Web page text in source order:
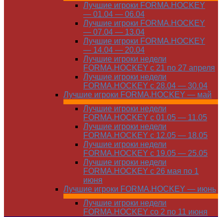
Лучшие игроки FORMA.HOCKEY
— 01.04 — 06.04
Лучшие игроки FORMA.HOCKEY
— 07.04 — 13.04
Лучшие игроки FORMA.HOCKEY
— 14.04 — 20.04
Лучшие игроки недели
FORMA.HOCKEY с 21 по 27 апреля
Лучшие игроки недели
FORMA.HOCKEY с 28.04 — 30.04
Лучшие игроки FORMA.HOCKEY — май
Лучшие игроки недели
FORMA.HOCKEY с 01.05 — 11.05
Лучшие игроки недели
FORMA.HOCKEY с 12.05 — 18.05
Лучшие игроки недели
FORMA.HOCKEY с 19.05 — 25.05
Лучшие игроки недели
FORMA.HOCKEY с 26 мая по 1
июня
Лучшие игроки FORMA.HOCKEY — июнь
Лучшие игроки недели
FORMA.HOCKEY со 2 по 11 июня